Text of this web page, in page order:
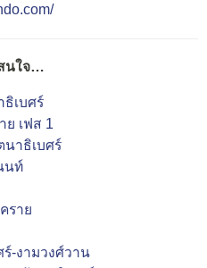
นใจ…
ธิเบศร์
ย เฟส 1
นาธิเบศร์
นท์
ราย
-งามวงศ์วาน